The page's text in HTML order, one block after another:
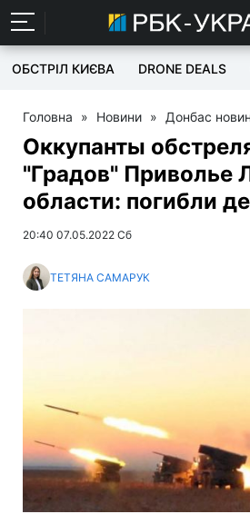
ОБСТРІЛ КИЄВА DRONE DEALS
Головна » Новини » Донбас
Оккупанты
"Градов" Приволье
области: погибли
20:40 07.05.2022 Сб
ТЕТЯНА САМАРУК